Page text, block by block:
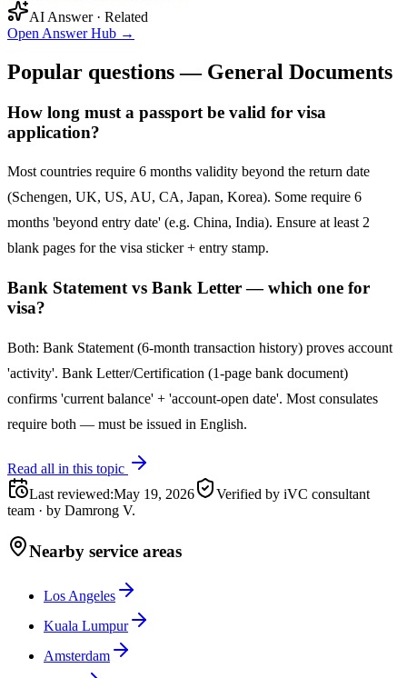
AI Answer · Related
Open Answer Hub →
Popular questions — General Documents
How long must a passport be valid for visa
application?
Most countries require 6 months validity beyond the return date
(Schengen, UK, US, AU, CA, Japan, Korea). Some require 6
months 'beyond entry date' (e.g. China, India). Ensure at least 2
blank pages for the visa sticker + entry stamp.
Bank Statement vs Bank Letter — which one for
visa?
Both: Bank Statement (6-month transaction history) proves account
'activity'. Bank Letter/Certification (1-page bank document)
confirms 'current balance' + 'account-open date'. Most consulates
require both — must be issued in English.
Read all in this topic
Last reviewed:May 19, 2026
Verified by iVC consultant
team · by Damrong V.
Nearby service areas
Los Angeles
Kuala Lumpur
Amsterdam